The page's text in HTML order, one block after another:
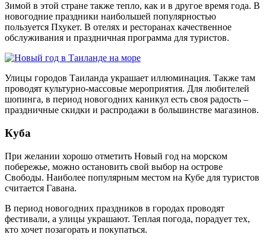
Зимой в этой стране также тепло, как и в другое время года. В
новогодние праздники наибольшей популярностью
пользуется Пхукет. В отелях и ресторанах качественное
обслуживания и праздничная программа для туристов.
Улицы городов Таиланда украшает иллюминация. Также там
проводят культурно-массовые мероприятия. Для любителей
шопинга, в период новогодних каникул есть своя радость –
праздничные скидки и распродажи в большинстве магазинов.
Куба
При желании хорошо отметить Новый год на морском
побережье, можно остановить свой выбор на острове
Свободы. Наиболее популярным местом на Кубе для туристов
считается Гавана.
В период новогодних праздников в городах проводят
фестивали, а улицы украшают. Теплая погода, порадует тех,
кто хочет позагорать и покупаться.